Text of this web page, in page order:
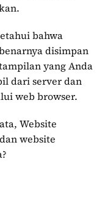
bahwa
disimpan
yang Anda
dari server dan
web browser.
Website
website